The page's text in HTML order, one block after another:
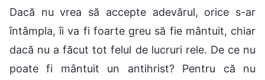
Dacă nu vrea să accepte adevărul, orice s-ar
întâmpla, îi va fi foarte greu să fie mântuit, chiar
dacă nu a făcut tot felul de lucruri rele. De ce nu
poate fi mântuit un antihrist? Pentru că nu